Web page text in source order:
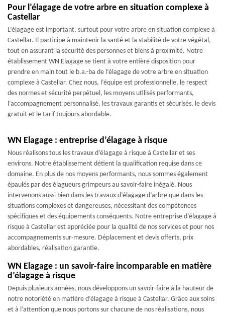
Pour l’élagage de votre arbre en situation complexe à
Castellar
L’élagage est important, surtout pour votre arbre en situation complexe à
Castellar. Il participe à maintenir la santé et la stabilité de votre végétal,
tout en assurant la sécurité des personnes et biens à proximité. Notre
établissement WN Elagage se tient à votre entière disposition pour
prendre en main tout le b.a.-ba de l’élagage de votre arbre en situation
complexe à Castellar. Chez nous, l’équipe est professionnelle, le respect
des normes et sécurité perpétuel, les moyens utilisés performants,
l’accompagnement personnalisé, les travaux garantis et sécurisés, le devis
gratuit et le tarif toujours abordable.
WN Elagage : entreprise d’élagage à risque
Nous réalisons tous les travaux d’élagage à risque à Castellar et ses
environs. Notre établissement détient la qualification requise dans ce
domaine. En plus de nos moyens performants, nous sommes également
épaulés par des élagueurs grimpeurs au savoir-faire inégalé. Nous
intervenons aussi bien dans les travaux d’élagage d’arbre que dans les
situations complexes et dangereuses, nécessitant des compétences
spécifiques et des équipements conséquents. Notre entreprise d’élagage à
risque à Castellar est appréciée pour la qualité de nos services et pour nos
accompagnements sur-mesure. Déplacement et devis offerts, prix
abordables, réalisation garantie.
WN Elagage : un savoir-faire incomparable en matière
d’élagage à risque
Depuis plusieurs années, nous développons un savoir-faire à la hauteur de
notre notoriété en matière d’élagage à risque à Castellar. Grâce aux soins
et à l’attention que nous portons sur chacune de nos réalisations, nous